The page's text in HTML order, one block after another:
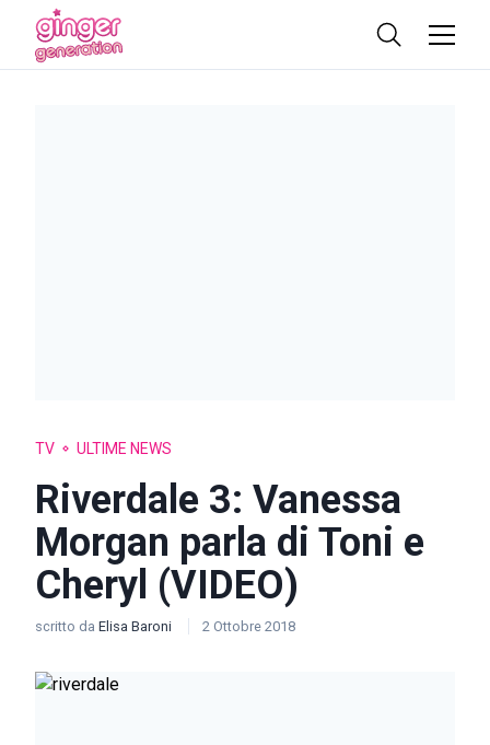
TV ULTIME NEWS
Riverdale 3: Vanessa
Morgan parla di Toni e
Cheryl (VIDEO)
scritto da Elisa Baroni 2 Ottobre 2018